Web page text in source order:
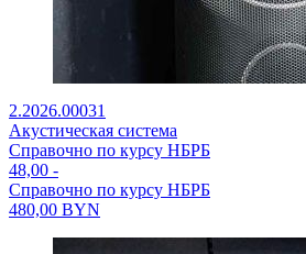
2.2026.00031
Акустическая система
Справочно по курсу НБРБ
48,00 -
Справочно по курсу НБРБ
480,00 BYN